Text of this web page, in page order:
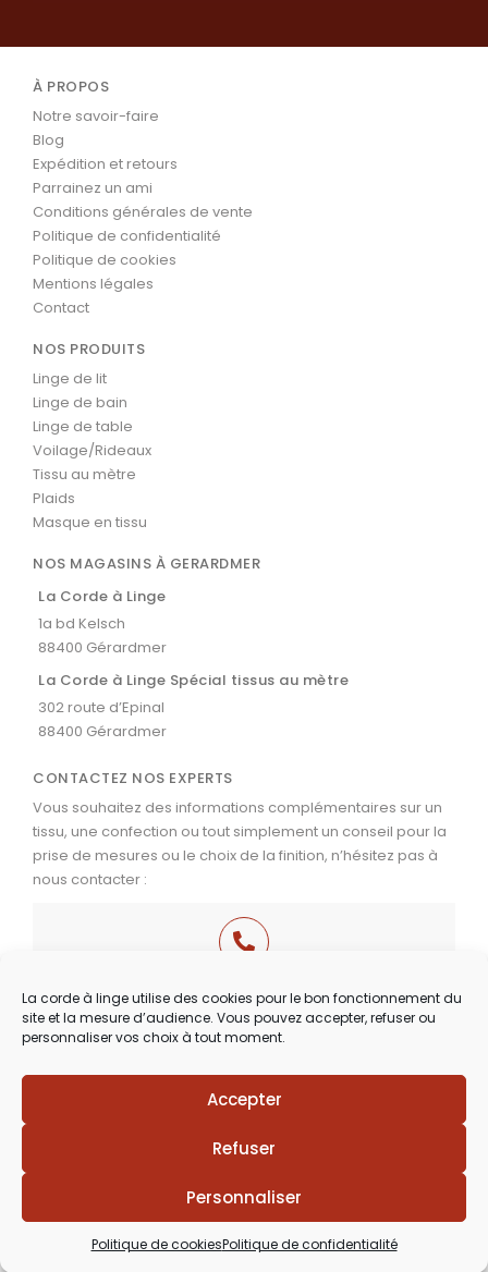
La corde à linge utilise des cookies pour le bon fonctionnement du
site et la mesure d’audience. Vous pouvez accepter, refuser ou
personnaliser vos choix à tout moment.
Accepter
Refuser
Personnaliser
Politique de cookiesPolitique de confidentialité
À PROPOS
Notre savoir-faire
Blog
Expédition et retours
Parrainez un ami
Conditions générales de vente
Politique de confidentialité
Politique de cookies
Mentions légales
Contact
NOS PRODUITS
Linge de lit
Linge de bain
Linge de table
Voilage/Rideaux
Tissu au mètre
Plaids
Masque en tissu
NOS MAGASINS À GERARDMER
La Corde à Linge
1a bd Kelsch
88400 Gérardmer
La Corde à Linge Spécial tissus au mètre
302 route d’Epinal
88400 Gérardmer
CONTACTEZ NOS EXPERTS
Vous souhaitez des informations complémentaires sur un
tissu, une confection ou tout simplement un conseil pour la
prise de mesures ou le choix de la finition, n’hésitez pas à
nous contacter :
03 29 60 49 17
Du Mardi au Samedi